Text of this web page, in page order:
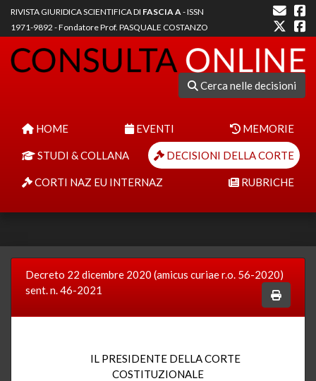
RIVISTA GIURIDICA SCIENTIFICA DI FASCIA A- ISSN
1971-9892 - Fondatore Prof. PASQUALE COSTANZO
Cerca nelle decisioni
HOME EVENTI MEMORIE
STUDI & COLLANA DECISIONI DELLA CORTE
CORTI NAZ EU INTERNAZ RUBRICHE
Decreto 22 dicembre 2020 (amicus curiae r.o. 56-2020)
sent. n. 46-2021
IL PRESIDENTE DELLA CORTE
COSTITUZIONALE